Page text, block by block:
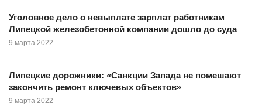
Уголовное дело о невыплате зарплат работникам
Липецкой железобетонной компании дошло до суда
9 марта 2022
Липецкие дорожники: «Санкции Запада не помешают
закончить ремонт ключевых объектов»
9 марта 2022